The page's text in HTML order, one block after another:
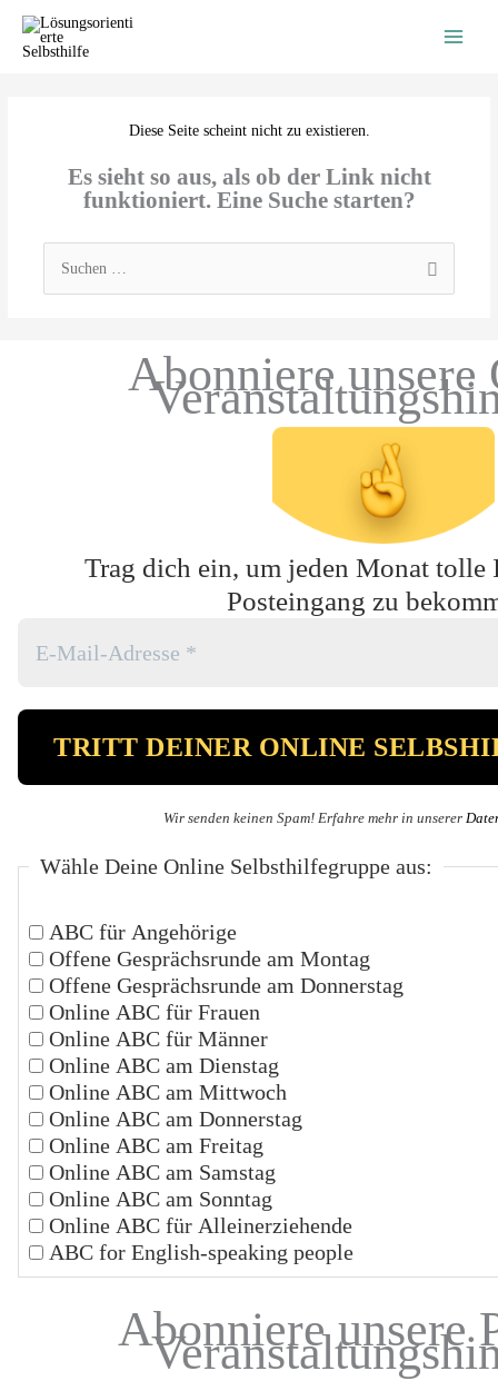
Inhalt
springen
Diese Seite scheint nicht zu existieren.
Es sieht so aus, als ob der Link nicht
funktioniert. Eine Suche starten?
Suchen
nach:
Abonniere unsere
Trag dich ein, um jeden Monat tolle
Posteingang zu
Wir senden keinen Spam! Erfahre mehr in unserer
Wähle Deine Online Selbsthilfegruppe aus:
ABC für Angehörige
Offene Gesprächsrunde am Montag
Offene Gesprächsrunde am Donnerstag
Online ABC für Frauen
Online ABC für Männer
Online ABC am Dienstag
Online ABC am Mittwoch
Online ABC am Donnerstag
Online ABC am Freitag
Online ABC am Samstag
Online ABC am Sonntag
Online ABC für Alleinerziehende
ABC for English-speaking people
Abonniere unsere